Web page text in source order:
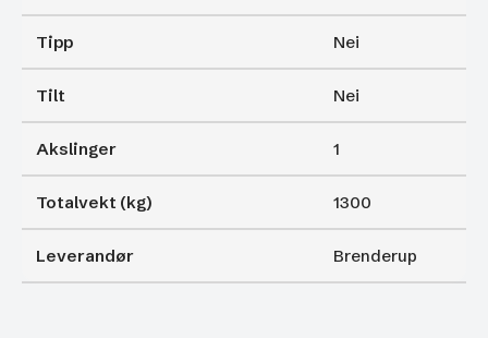
Tipp Nei
Tilt Nei
Akslinger 1
Totalvekt (kg) 1300
Leverandør Brenderup